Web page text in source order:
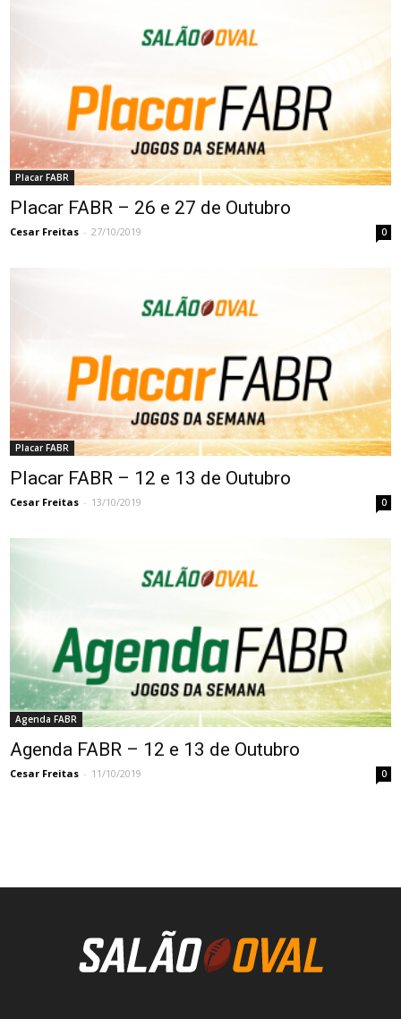
Placar FABR
Placar FABR – 26 e 27 de Outubro
Cesar Freitas - 27/10/2019 0
Placar FABR
Placar FABR – 12 e 13 de Outubro
Cesar Freitas - 13/10/2019 0
Agenda FABR
Agenda FABR – 12 e 13 de Outubro
Cesar Freitas - 11/10/2019 0